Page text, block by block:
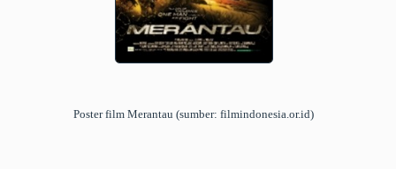
Poster film Merantau (sumber: filmindonesia.or.id)